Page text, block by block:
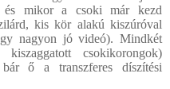
és mikor a csoki már kezd
kis kör alakú kiszúróval
nagyon jó videó). Mindkét
csokikorongok)
ő a transzferes díszítési